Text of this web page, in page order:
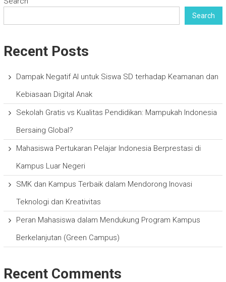
Search
Recent Posts
Dampak Negatif AI untuk Siswa SD terhadap Keamanan dan
Kebiasaan Digital Anak
Sekolah Gratis vs Kualitas Pendidikan: Mampukah Indonesia
Bersaing Global?
Mahasiswa Pertukaran Pelajar Indonesia Berprestasi di
Kampus Luar Negeri
SMK dan Kampus Terbaik dalam Mendorong Inovasi
Teknologi dan Kreativitas
Peran Mahasiswa dalam Mendukung Program Kampus
Berkelanjutan (Green Campus)
Recent Comments